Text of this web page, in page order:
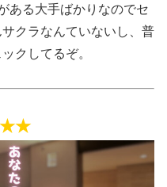
ある大手ばかりなのでセ
クラなんていないし、普
クしてるぞ。